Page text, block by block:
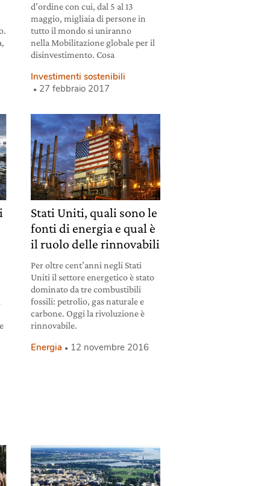
d’ordine con cui, dal 5 al 13
maggio, migliaia di persone in
tutto il mondo si uniranno
nella Mobilitazione globale per il
disinvestimento. Cosa
Investimenti sostenibili
27 febbraio 2017
Stati Uniti, quali sono le
fonti di energia e qual è
il ruolo delle rinnovabili
Per oltre cent’anni negli Stati
Uniti il settore energetico è stato
dominato da tre combustibili
fossili: petrolio, gas naturale e
carbone. Oggi la rivoluzione è
rinnovabile.
Energia 12 novembre 2016